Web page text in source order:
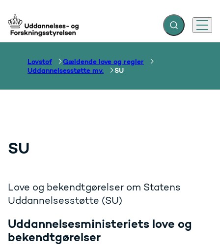
Gå til forsiden Fold søgefelt ud
Menu
Lovstof
Gældende love og regler
Uddannelsesstøtte mv.
SU
SU
Love og bekendtgørelser om Statens
Uddannelsesstøtte (SU)
Uddannelsesministeriets love og
bekendtgørelser